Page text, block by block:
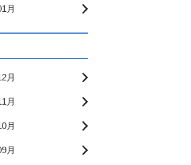
月
月
月
月
月